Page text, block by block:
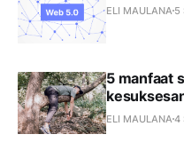
ELI MAULANA 5
5 manfaat
ELI MAULANA 4